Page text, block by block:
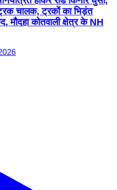
चालक, ट्रकों का भिड़ंत
मौदहा कोतवाली क्षेत्र के NH